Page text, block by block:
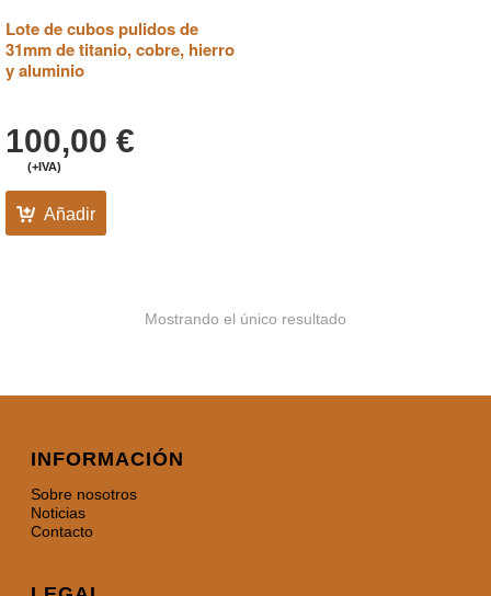
Lote de cubos pulidos de
31mm de titanio, cobre, hierro
y aluminio
100,00 €
(+IVA)
Añadir
Mostrando el único resultado
INFORMACIÓN
Sobre nosotros
Noticias
Contacto